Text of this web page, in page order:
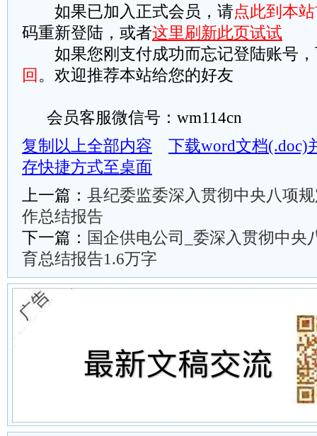
如果已加入正式会员，请点此到本
码重新登陆，或者这里刷新此页试试
如果您刚支付成功而忘记登陆账号，
回 。欢迎推荐本站给您的好友
会员客服微信号：wm114cn
复制以上全部内容
下载word文档(.doc)
存快捷方式至桌面
上一篇： 县纪委监委深入贯彻中央八项
作总结报告
下一篇： 国企供电公司_委深入贯彻中央
育总结报告1.6万字